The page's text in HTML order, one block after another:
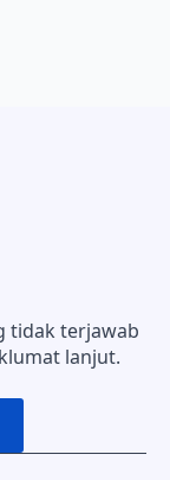
tidak terjawab
lanjut.